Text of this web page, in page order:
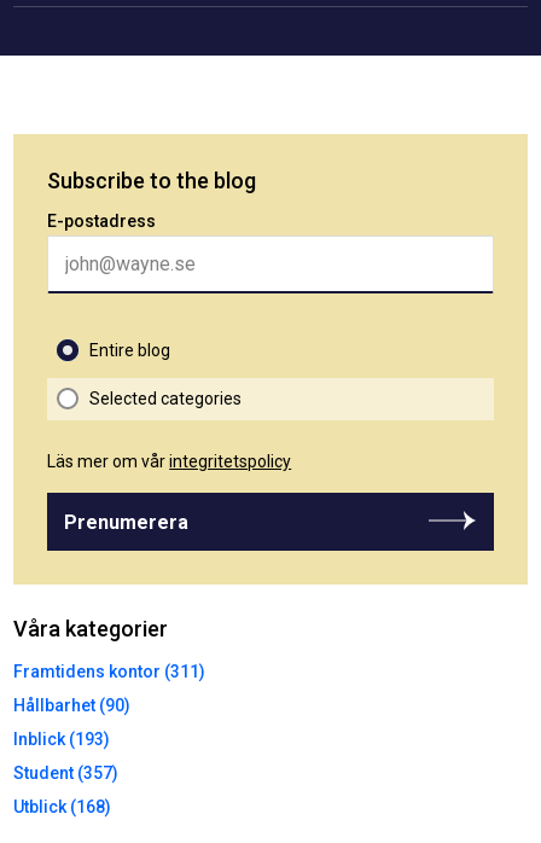
Subscribe to the blog
E-postadress
Entire blog
Selected categories
Läs mer om vårintegritetspolicy
Prenumerera
Våra kategorier
Framtidens kontor (311)
Hållbarhet (90)
Inblick (193)
Student (357)
Utblick (168)